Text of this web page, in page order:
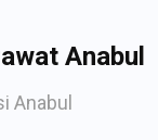
Anabul
Anabul